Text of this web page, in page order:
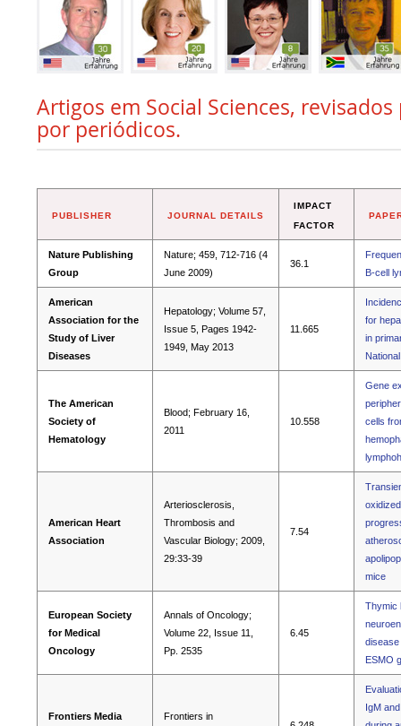
Artigos em Social Sciences,
por periódicos.
PUBLISHER JOURNAL DETAILS
IMPACT
FACTOR
Nature Publishing
Group
Nature; 459, 712-716 (4
June 2009)
36.1
B-cell
American
Association for the
Study of Liver
Diseases
Hepatology; Volume 57,
Issue 5, Pages 1942-
1949, May 2013
11.665
for
in
The American
Society of
Hematology
Blood; February 16,
2011
10.558
Gene
cells
American Heart
Association
Arteriosclerosis,
Thrombosis and
Vascular Biology; 2009,
29:33-39
7.54
mice
European Society
for Medical
Oncology
Annals of Oncology;
Volume 22, Issue 11,
Pp. 2535
6.45
Thymic
disease
ESMO
Frontiers Media
Frontiers in
IgM